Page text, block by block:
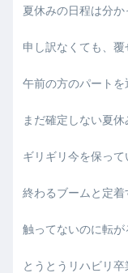
夏休みの日程は分
申し訳なくても、覆
午前の方のパート
まだ確定しない夏休
ギリギリ今を保って
終わるブームと定着
触ってないのに転
とうとうリハビリ卒